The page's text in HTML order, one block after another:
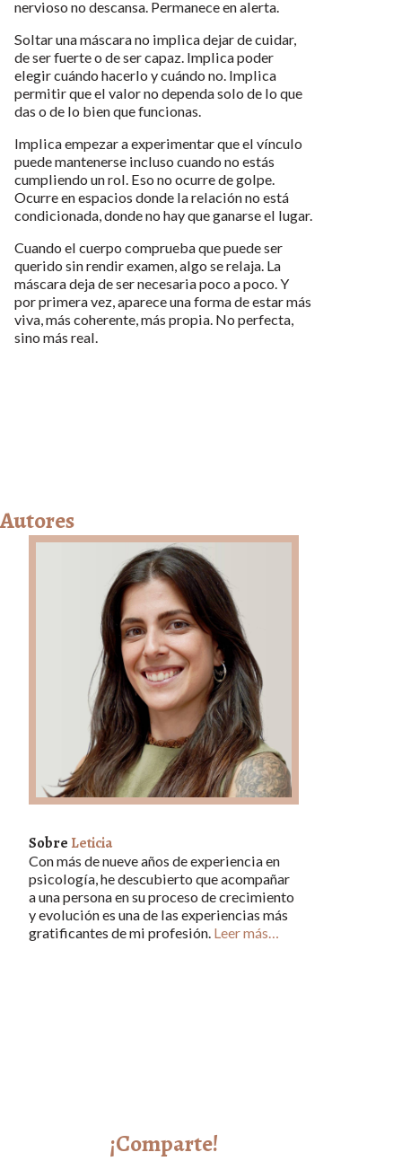
nervioso no descansa. Permanece en alerta.
Soltar una máscara no implica dejar de cuidar,
de ser fuerte o de ser capaz. Implica poder
elegir cuándo hacerlo y cuándo no. Implica
permitir que el valor no dependa solo de lo que
das o de lo bien que funcionas.
Implica empezar a experimentar que el vínculo
puede mantenerse incluso cuando no estás
cumpliendo un rol. Eso no ocurre de golpe.
Ocurre en espacios donde la relación no está
condicionada, donde no hay que ganarse el lugar.
Cuando el cuerpo comprueba que puede ser
querido sin rendir examen, algo se relaja. La
máscara deja de ser necesaria poco a poco. Y
por primera vez, aparece una forma de estar más
viva, más coherente, más propia. No perfecta,
sino más real.
Autores
Sobre Leticia
Con más de nueve años de experiencia en
psicología, he descubierto que acompañar
a una persona en su proceso de crecimiento
y evolución es una de las experiencias más
gratificantes de mi profesión. Leer más…
¡Comparte!